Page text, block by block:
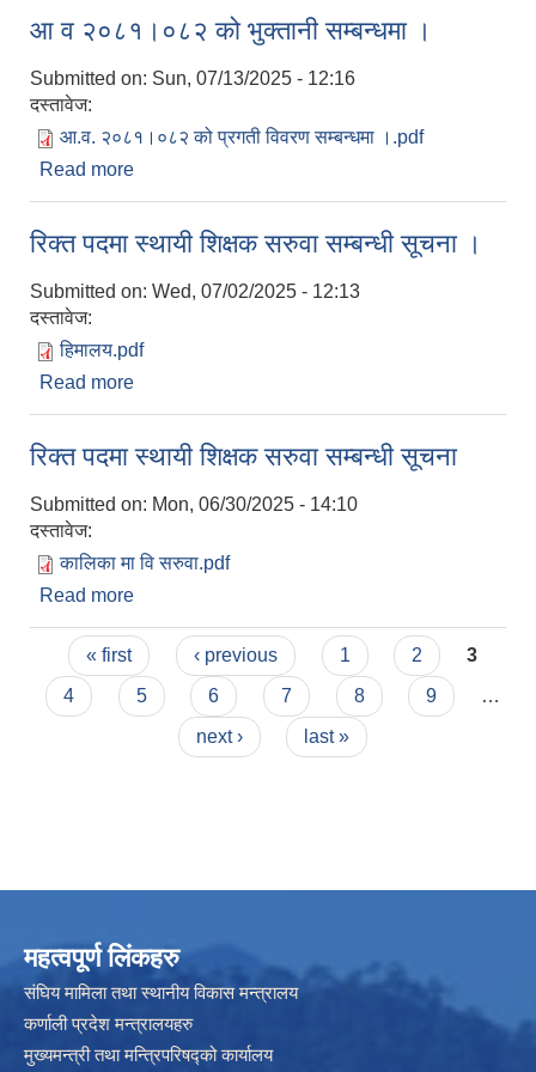
आ व २०८१।०८२ को भुक्तानी सम्बन्धमा ।
Submitted on: Sun, 07/13/2025 - 12:16
दस्तावेज:
आ.व. २०८१।०८२ को प्रगती विवरण सम्बन्धमा ।.pdf
Read more
रिक्त पदमा स्थायी शिक्षक सरुवा सम्बन्धी सूचना ।
Submitted on: Wed, 07/02/2025 - 12:13
दस्तावेज:
हिमालय.pdf
Read more
रिक्त पदमा स्थायी शिक्षक सरुवा सम्बन्धी सूचना
Submitted on: Mon, 06/30/2025 - 14:10
दस्तावेज:
कालिका मा वि सरुवा.pdf
Read more
Pages
« first ‹ previous 1 2
3
4
5 6 7 8 9
…
next ›
last »
महत्वपूर्ण लिंकहरु
संघिय मामिला तथा स्थानीय विकास मन्त्रालय
कर्णाली प्रदेश मन्त्रालयहरु
मुख्यमन्त्री तथा मन्त्रिपरिषद्को कार्यालय